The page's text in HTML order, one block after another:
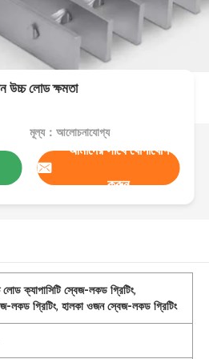
উচ্চ লোড ক্ষমতা
মূল্য：আলোচনাযোগ্য
আমাদের সাথে যোগাযোগ
করুন
লোড ক্যাপাসিটি স্বেজ-লকড গ্রিটিং,
লকড গ্রিটিং,হালকা ওজন স্বেজ-লকড গ্রিটিং